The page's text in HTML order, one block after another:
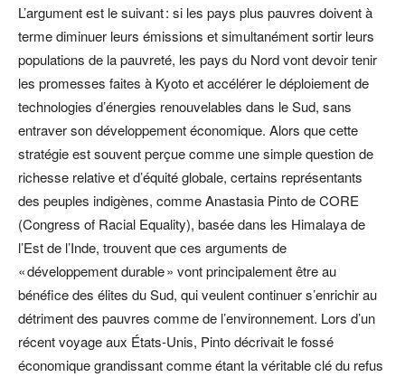
L’argument est le suivant : si les pays plus pauvres doivent à
terme diminuer leurs émissions et simultanément sortir leurs
populations de la pauvreté, les pays du Nord vont devoir tenir
les promesses faites à Kyoto et accélérer le déploiement de
technologies d’énergies renouvelables dans le Sud, sans
entraver son développement économique. Alors que cette
stratégie est souvent perçue comme une simple question de
richesse relative et d’équité globale, certains représentants
des peuples indigènes, comme Anastasia Pinto de CORE
(Congress of Racial Equality), basée dans les Himalaya de
l’Est de l’Inde, trouvent que ces arguments de
« développement durable » vont principalement être au
bénéfice des élites du Sud, qui veulent continuer s’enrichir au
détriment des pauvres comme de l’environnement. Lors d’un
récent voyage aux États-Unis, Pinto décrivait le fossé
économique grandissant comme étant la véritable clé du refus